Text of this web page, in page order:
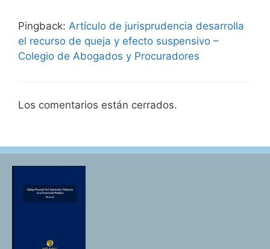
Pingback: Artículo de jurisprudencia desarrolla
el recurso de queja y efecto suspensivo –
Colegio de Abogados y Procuradores
Los comentarios están cerrados.